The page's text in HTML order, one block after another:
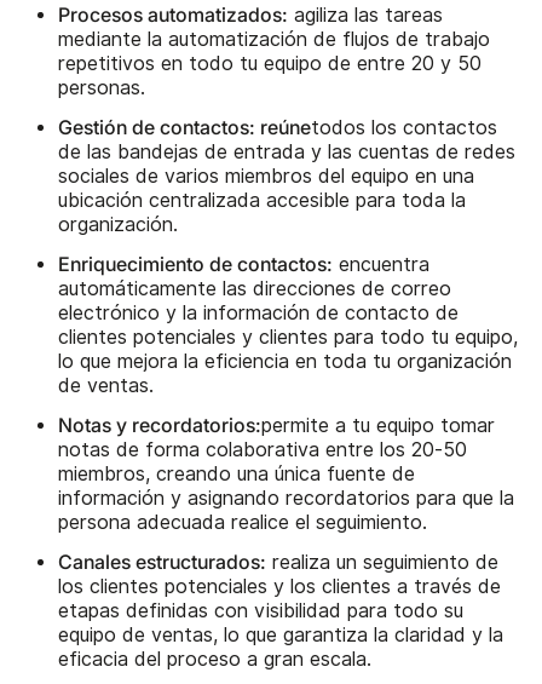
Procesos automatizados: agiliza las tareas
mediante la automatización de flujos de trabajo
repetitivos en todo tu equipo de entre 20 y 50
personas.
Gestión de contactos: reúnetodos los contactos
de las bandejas de entrada y las cuentas de redes
sociales de varios miembros del equipo en una
ubicación centralizada accesible para toda la
organización.
Enriquecimiento de contactos: encuentra
automáticamente las direcciones de correo
electrónico y la información de contacto de
clientes potenciales y clientes para todo tu equipo,
lo que mejora la eficiencia en toda tu organización
de ventas.
Notas y recordatorios:permite a tu equipo tomar
notas de forma colaborativa entre los 20-50
miembros, creando una única fuente de
información y asignando recordatorios para que la
persona adecuada realice el seguimiento.
Canales estructurados: realiza un seguimiento de
los clientes potenciales y los clientes a través de
etapas definidas con visibilidad para todo su
equipo de ventas, lo que garantiza la claridad y la
eficacia del proceso a gran escala.